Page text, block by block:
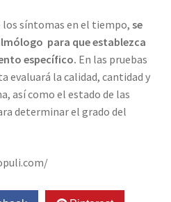
los síntomas en el tiempo,se
para que establezca
específico. En las pruebas
evaluará la calidad, cantidad y
así como el estado de las
determinar el grado del